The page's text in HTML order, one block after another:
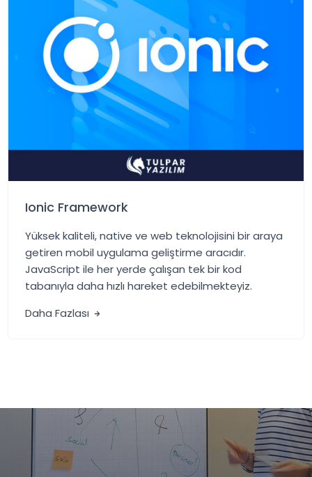
Ionic Framework
Yüksek kaliteli, native ve web teknolojisini bir araya
getiren mobil uygulama geliştirme aracıdır.
JavaScript ile her yerde çalışan tek bir kod
tabanıyla daha hızlı hareket edebilmekteyiz.
Daha Fazlası